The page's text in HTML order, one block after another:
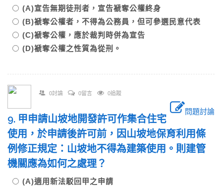
(A)宣告無期徒刑者，宣告褫奪公權終身
(B)褫奪公權者，不得為公務員，但可參選民意代表
(C)褫奪公權，應於裁判時併為宣告
(D)褫奪公權之性質為從刑。
0討論 0留言 0追蹤
問題討論
9. 甲申請山坡地開發許可作集合住宅
使用，於申請後許可前，因山坡地保育利用條
例修正規定：山坡地不得為建築使用。則建管
機關應為如何之處理？
(A)適用新法駁回甲之申請